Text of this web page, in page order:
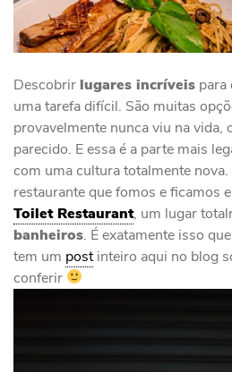
Descobrirlugares incríveis para
uma tarefa difícil. São muitas
provavelmente nunca viu na vida,
parecido. E essa é a parte mais
com uma cultura totalmente
restaurante que fomos e ficamos
Toilet Restaurant, um lugar
banheiros. É exatamente isso
tem um postinteiro aqui no blog
conferir